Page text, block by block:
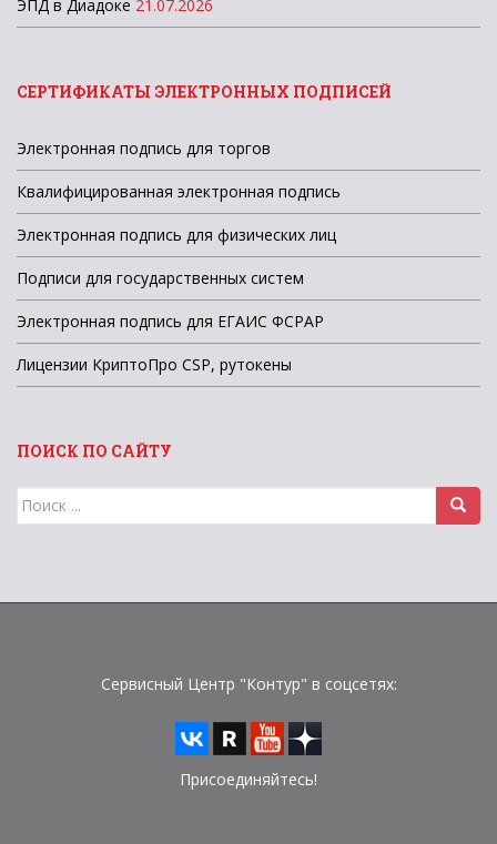
ЭПД в Диадоке 21.07.2026
СЕРТИФИКАТЫ ЭЛЕКТРОННЫХ ПОДПИСЕЙ
Электронная подпись для торгов
Квалифицированная электронная подпись
Электронная подпись для физических лиц
Подписи для государственных систем
Электронная подпись для ЕГАИС ФСРАР
Лицензии КриптоПро CSP, рутокены
ПОИСК ПО САЙТУ
Поиск
для:
Сервисный Центр "Контур" в соцсетях:
Присоединяйтесь!